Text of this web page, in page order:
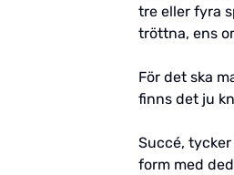
tre eller fyra
tröttna, ens
För det ska
finns det ju
Succé,
form med